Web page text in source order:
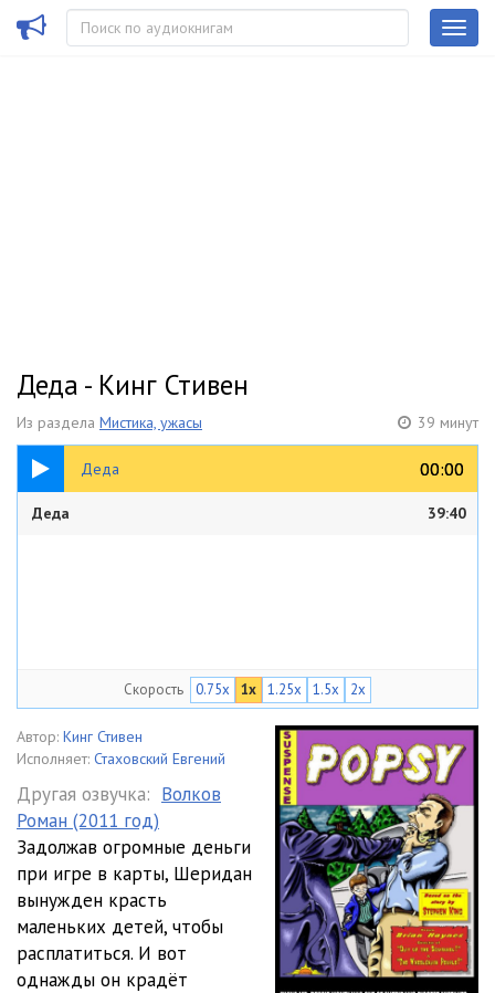
Деда - Кинг Стивен
Из раздела Мистика, ужасы 39 минут
Деда 00:00
00:00
39:40
Деда 39:40
Скорость 0.75x 1x 1.25x 1.5x 2x
Автор: Кинг Стивен
Исполняет: Стаховский Евгений
Другая озвучка: Волков
Роман (2011 год)
Задолжав огромные деньги
при игре в карты, Шеридан
вынужден красть
маленьких детей, чтобы
расплатиться. И вот
однажды он крадёт